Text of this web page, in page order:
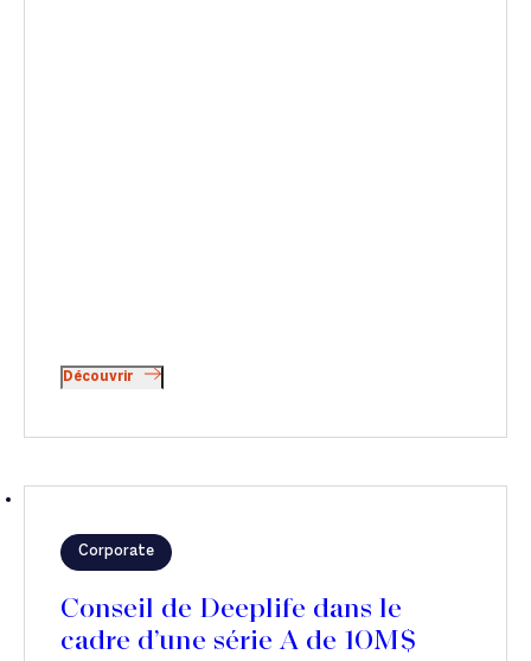
Découvrir
Corporate
Conseil de Deeplife dans le
cadre d’une série A de 10M$